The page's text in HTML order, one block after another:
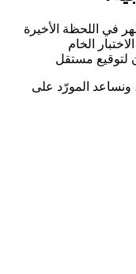
في اللحظة الأخيرة
الخام
مستقل
ونساعد المورّد على